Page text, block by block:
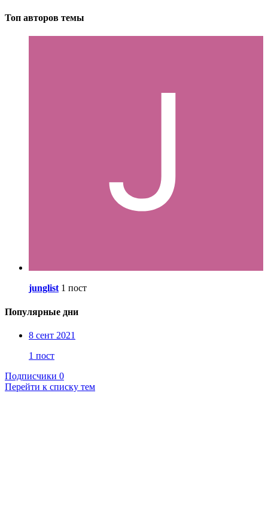
Топ авторов темы
junglist 1 пост
Популярные дни
8 сент 2021
1 пост
Подписчики 0
Перейти к списку тем